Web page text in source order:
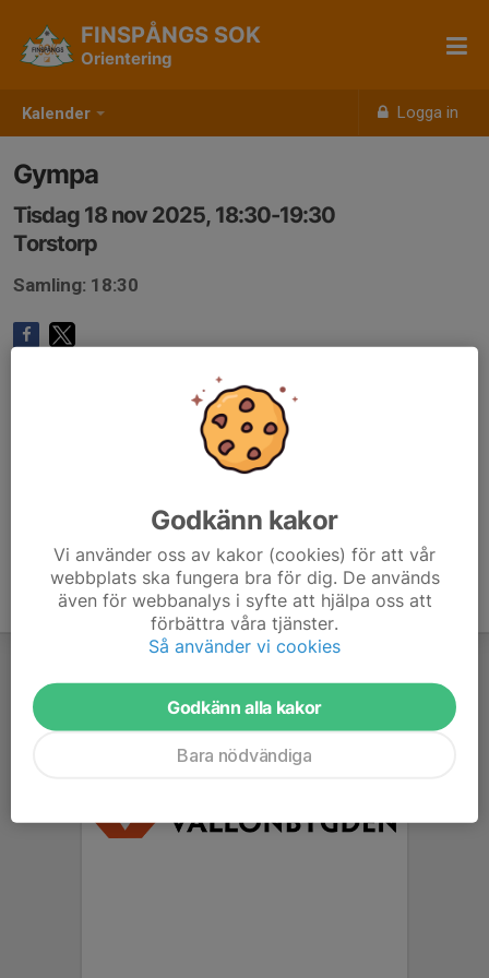
Kalender Logga in
FINSPÅNGS SOK
Orientering
Gympa
Tisdag 18 nov 2025, 18:30-19:30
Torstorp
Samling: 18:30
Godkänn kakor
Vi använder oss av kakor (cookies) för att vår
webbplats ska fungera bra för dig. De används
även för webbanalys i syfte att hjälpa oss att
förbättra våra tjänster.
Så använder vi cookies
Godkänn alla kakor
Bara nödvändiga